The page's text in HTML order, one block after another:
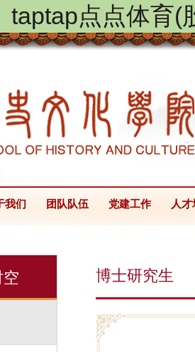
taptap点点体育(
我们 团队队伍 党建工作 人
空 博士研究生